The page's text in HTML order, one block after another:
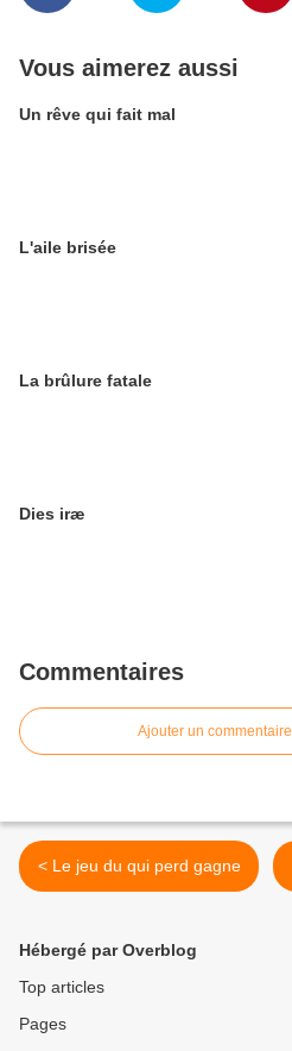
Vous aimerez aussi
Un rêve qui fait mal
L'aile brisée
La brûlure fatale
Dies iræ
Commentaires
Ajouter un commentaire
< Le jeu du qui perd gagne
Hébergé par Overblog
Top articles
Pages